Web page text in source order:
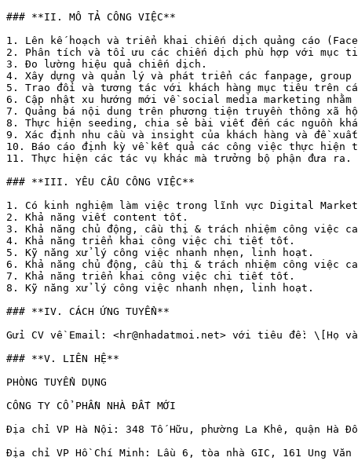
### **II. MÔ TẢ CÔNG VIỆC**
1. Lên kế hoạch và triển khai chiến dịch quảng cáo
2. Phân tích và tối ưu các chiến dịch phù hợp với mục
3. Đo lường hiệu quả chiến dịch.
4. Xây dựng và quản lý và phát triển các fanpage,
5. Trao đổi và tương tác với khách hàng mục tiêu trên
6. Cập nhật xu hướng mới về social media marketing
7. Quảng bá nội dung trên phương tiện truyền thông xã
8. Thực hiện seeding, chia sẻ bài viết đến các nguồn
9. Xác định nhu cầu và insight của khách hàng và đề
10. Báo cáo định kỳ về kết quả các công việc thực hiện
11. Thực hiện các tác vụ khác mà trưởng bộ phận đưa ra.
### **III. YÊU CẦU CÔNG VIỆC**
1. Có kinh nghiệm làm việc trong lĩnh vực Digital
2. Khả năng viết content tốt.
3. Khả năng chủ động, cầu thị & trách nhiệm công việc
4. Khả năng triển khai công việc chi tiết tốt.
5. Kỹ năng xử lý công việc nhanh nhẹn, linh hoạt.
6. Khả năng chủ động, cầu thị & trách nhiệm công việc
7. Khả năng triển khai công việc chi tiết tốt.
8. Kỹ năng xử lý công việc nhanh nhẹn, linh hoạt.
### **IV. CÁCH ỨNG TUYỂN**
Gửi CV về Email: <hr@nhadatmoi.net> với tiêu đề: \[Họ
### **V. LIÊN HỆ**
PHÒNG TUYỂN DỤNG
CÔNG TY CỔ PHẦN NHÀ ĐẤT MỚI
Địa chỉ VP Hà Nội: 348 Tố Hữu, phường La Khê, quận Hà
Địa chỉ VP Hồ Chí Minh: Lầu 6, tòa nhà GIC, 161 Ung Văn